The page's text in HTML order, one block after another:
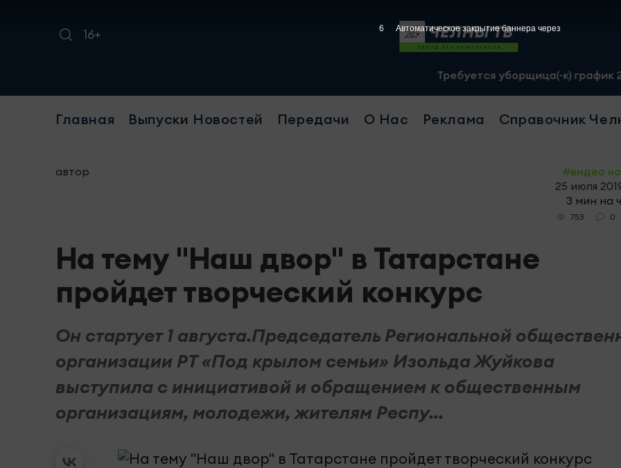
16+
Требуется уборщица(-к) график 2/2, с
Главная Выпуски Новостей Передачи О Нас Реклама Справочник
автор
#видео
25 июля
3 мин на
753 0
На тему "Наш двор" в Татарстане
пройдет творческий конкурс
Он стартует 1 августа.Председатель Региональной
организации РТ «Под крылом семьи» Изольда Жуйкова
выступила с инициативой и обращением к общественным
организациям, молодежи, жителям Респу...
5 Автоматическое закрытие баннера через